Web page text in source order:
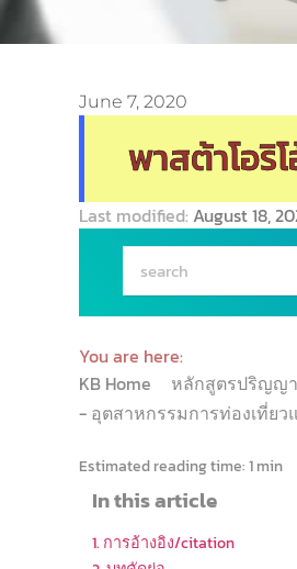
June 7, 2020
พาสต้าโอริ
Last modified: August 18,
You are here:
KB Home
หลักสูตรปริญญา
- อุตสาหกรรมการท่องเที่ยว
Estimated reading time:1 min
In this article
1. การอ้างอิง/citation